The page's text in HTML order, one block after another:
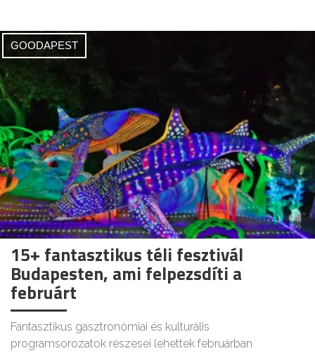
GOODAPEST
15+ fantasztikus téli fesztivál
Budapesten, ami felpezsdíti a
februárt
Fantasztikus gasztronómiai és kulturális
programsorozatok részesei lehettek februárban